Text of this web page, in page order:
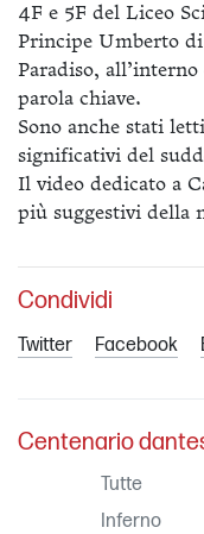
4F e 5F del Liceo
Principe Umberto
Paradiso,
parola chiave.
Sono anche stati
significativi del
Il video dedicato a
più suggestivi della
Condividi
Twitter Facebook
Centenario
Tutte
Inferno